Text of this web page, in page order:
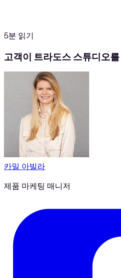
5분 읽기
고객이 트라도스 스튜디오
카밀 아빌라
제품 마케팅 매니저